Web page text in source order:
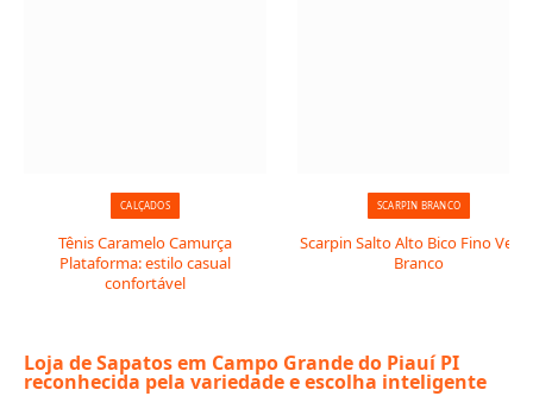
CALÇADOS
Tênis Caramelo Camurça
Plataforma: estilo casual
confortável
SCARPIN BRANCO
Scarpin Salto Alto Bico Fino
Branco
Loja de Sapatos em Campo Grande do Piauí PI
reconhecida pela variedade e escolha inteligente